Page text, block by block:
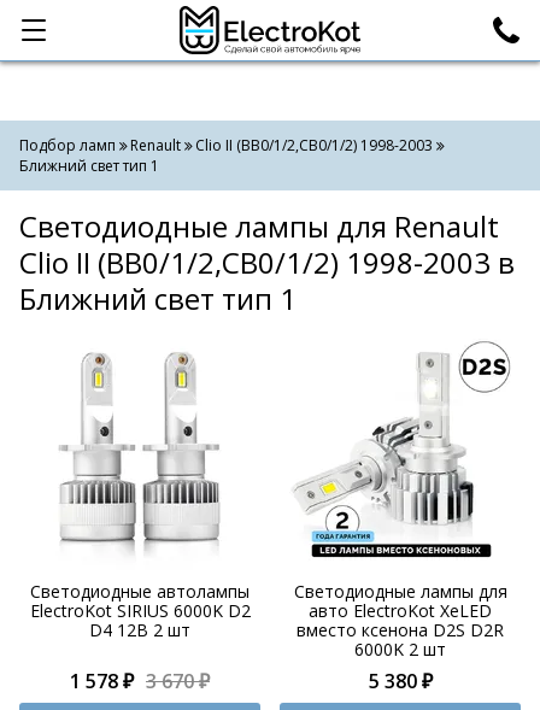
Категории Поиск
Подбор ламп Renault
Clio II (BB0/1/2,CB0/1/2) 1998-2003
Ближний свет тип 1
Светодиодные лампы для Renault
Clio II (BB0/1/2,CB0/1/2) 1998-2003 в
Ближний свет тип 1
Светодиодные автолампы
ElectroKot SIRIUS 6000K D2
D4 12В 2 шт
1 578 ₽ 3 670 ₽
Светодиодные лампы для
авто ElectroKot XeLED
вместо ксенона D2S D2R
6000K 2 шт
5 380 ₽